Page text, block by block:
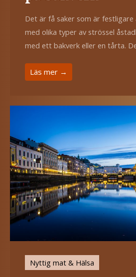
Det är få saker som är festligare
med olika typer av strössel
med ett bakverk eller en tårta.
Läs mer →
Nyttig mat & Hälsa